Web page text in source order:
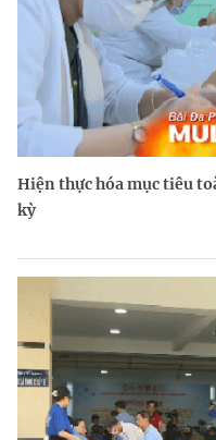
Hiện thực hóa mục tiêu
kỳ